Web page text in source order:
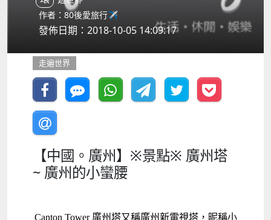
作者：80後愛旅行✈️
發佈日期：2018-10-05 14:09:17
走遍世界
【中國。廣州】※景點※ 廣州塔
~ 廣州的小蠻腰
Canton Tower 廣州塔又稱廣州新電視塔，昵稱小